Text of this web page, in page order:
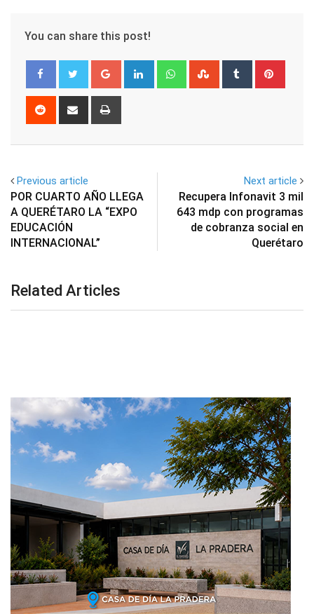
You can share this post!
Google+ LinkedIn WhatsappStumbleUpon
Tumblr
Reddit
Share
Previous article
POR CUARTO AÑO LLEGA
A QUERÉTARO LA “EXPO
EDUCACIÓN
INTERNACIONAL”
Next article
Recupera Infonavit 3 mil
643 mdp con programas
de cobranza social en
Querétaro
Related Articles